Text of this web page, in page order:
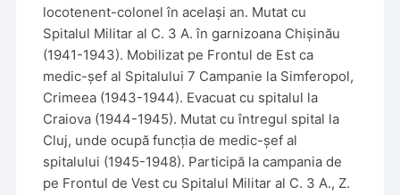
locotenent-colonel în același an. Mutat cu
Spitalul Militar al C. 3 A. în garnizoana Chișinău
(1941-1943). Mobilizat pe Frontul de Est ca
medic-șef al Spitalului 7 Campanie la Simferopol,
Crimeea (1943-1944). Evacuat cu spitalul la
Craiova (1944-1945). Mutat cu întregul spital la
Cluj, unde ocupă funcția de medic-șef al
spitalului (1945-1948). Participă la campania de
pe Frontul de Vest cu Spitalul Militar al C. 3 A., Z.